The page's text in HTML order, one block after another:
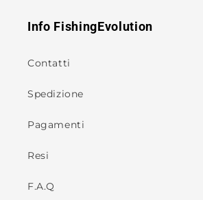
Info FishingEvolution
Contatti
Spedizione
Pagamenti
Resi
F.A.Q